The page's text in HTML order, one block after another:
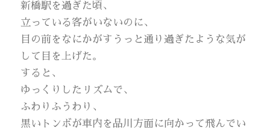
新橋駅を過ぎた頃、
立っている客がいないのに、
目の前をなにかがすうっと通り過ぎたような気が
して目を上げた。
すると、
ゆっくりしたリズムで、
ふわりふうわり、
黒いトンボが車内を品川方面に向かって飛んでい